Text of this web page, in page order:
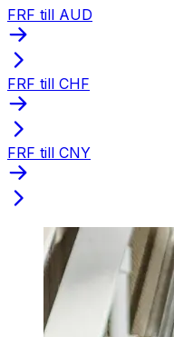
FRF till AUD
FRF till CHF
FRF till CNY